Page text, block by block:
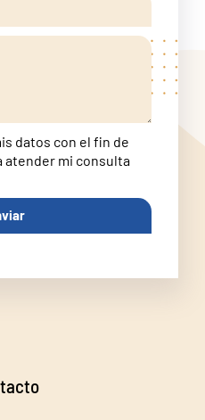
datos con el fin de
atender mi consulta